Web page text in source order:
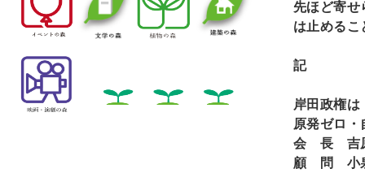
先ほど寄せ
は止めるこ
記
岸田政権
原発ゼロ
会 長 吉
顧 問 小